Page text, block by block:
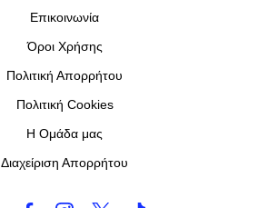
Επικοινωνία
Όροι Χρήσης
Πολιτική Απορρήτου
Πολιτική Cookies
Η Ομάδα μας
Διαχείριση Απορρήτου